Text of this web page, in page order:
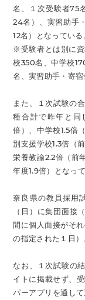
名、１次受験者75
24名）、実習助手
12名）となっている
※受験者とは別に
校350名、中学校
名、実習助手・寄宿
また、１次試験の
種合計で昨年と同
倍）、中学校1.5倍
別支援学校1.3倍（
栄養教諭2.2倍（前
年度1.9倍）となって
奈良県の教員採用
（日）に集団面接
間に個人面接がそ
の指定された１日
なお、１次試験の
イトに掲載せず、
パーアプリを通し